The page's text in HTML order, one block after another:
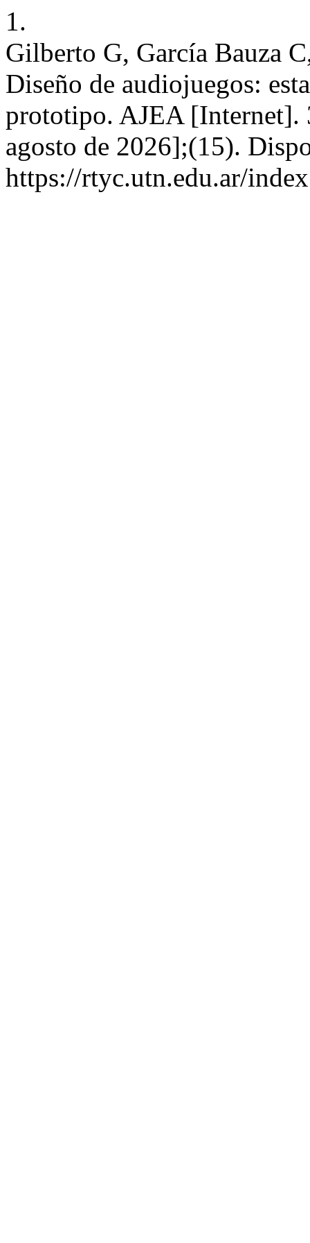
1.
Gilberto G, García Bauza
Diseño de audiojuegos:
prototipo. AJEA [Internet].
agosto de 2026];(15).
https://rtyc.utn.edu.ar/